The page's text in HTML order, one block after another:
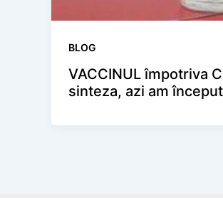
BLOG
VACCINUL împotriva
sinteza, azi am